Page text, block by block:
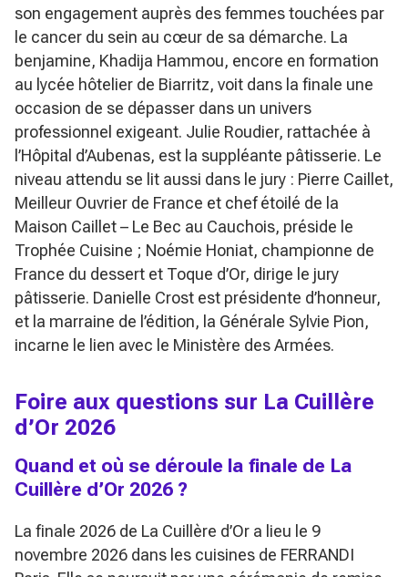
son engagement auprès des femmes touchées par
le cancer du sein au cœur de sa démarche. La
benjamine, Khadija Hammou, encore en formation
au lycée hôtelier de Biarritz, voit dans la finale une
occasion de se dépasser dans un univers
professionnel exigeant. Julie Roudier, rattachée à
l’Hôpital d’Aubenas, est la suppléante pâtisserie. Le
niveau attendu se lit aussi dans le jury : Pierre Caillet,
Meilleur Ouvrier de France et chef étoilé de la
Maison Caillet – Le Bec au Cauchois, préside le
Trophée Cuisine ; Noémie Honiat, championne de
France du dessert et Toque d’Or, dirige le jury
pâtisserie. Danielle Crost est présidente d’honneur,
et la marraine de l’édition, la Générale Sylvie Pion,
incarne le lien avec le Ministère des Armées.
Foire aux questions sur La Cuillère
d’Or 2026
Quand et où se déroule la finale de La
Cuillère d’Or 2026 ?
La finale 2026 de La Cuillère d’Or a lieu le 9
novembre 2026 dans les cuisines de FERRANDI